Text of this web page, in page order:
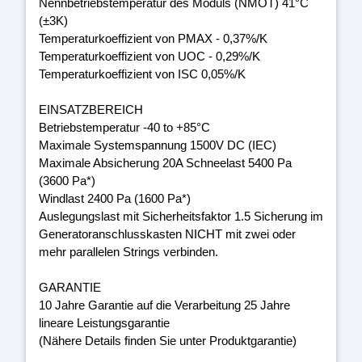
(±3K)
Temperaturkoeffizient von PMAX - 0,37%/K
Temperaturkoeffizient von UOC - 0,29%/K
Temperaturkoeffizient von ISC 0,05%/K
EINSATZBEREICH
Betriebstemperatur -40 to +85°C
Maximale Systemspannung 1500V DC (IEC)
Maximale Absicherung 20A Schneelast 5400 Pa
(3600 Pa*)
Windlast 2400 Pa (1600 Pa*)
Auslegungslast mit Sicherheitsfaktor 1.5 Sicherung im
Generatoranschlusskasten NICHT mit zwei oder
mehr parallelen Strings verbinden.
GARANTIE
10 Jahre Garantie auf die Verarbeitung 25 Jahre
lineare Leistungsgarantie
(Nähere Details finden Sie unter Produktgarantie)